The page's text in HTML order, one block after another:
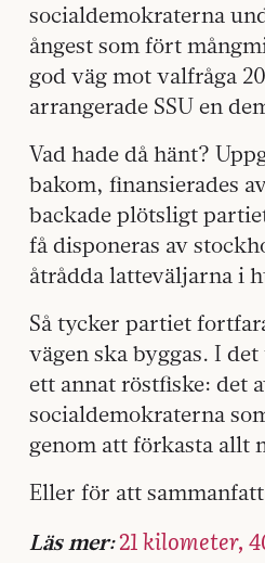
socialdemokraterna
ångest som fört
god väg mot valfråga
arrangerade SSU en
Vad hade då hänt?
bakom, finansierades
backade plötsligt
få disponeras av
åtrådda latteväljarna i
Så tycker partiet
vägen ska byggas. I
ett annat röstfiske: det
socialdemokraterna
genom att förkasta
Eller för att
Läs mer:21 kilometer,